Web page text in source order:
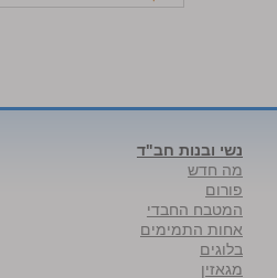
נשי ובנות חב"ד
מה חדש
פורום
המטבח החבדי
אחות התמימים
בלוגים
מגאזין